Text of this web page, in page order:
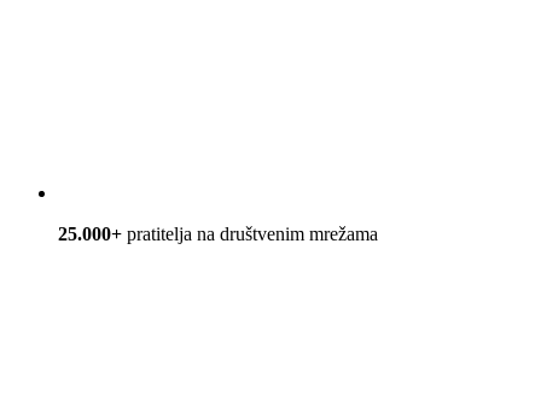
25.000+ pratitelja na društvenim mrežama